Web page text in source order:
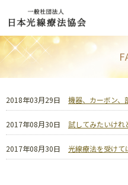
2018年03月29日 機器、カーボン、
2017年08月30日 試してみたいけれ
2017年08月30日 光線療法を受けて